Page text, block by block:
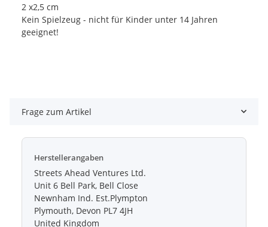
2 x2,5 cm
Kein Spielzeug - nicht für Kinder unter 14 Jahren
geeignet!
Frage zum Artikel
Herstellerangaben
Streets Ahead Ventures Ltd.
Unit 6 Bell Park, Bell Close
Newnham Ind. Est.Plympton
Plymouth, Devon PL7 4JH
United Kingdom